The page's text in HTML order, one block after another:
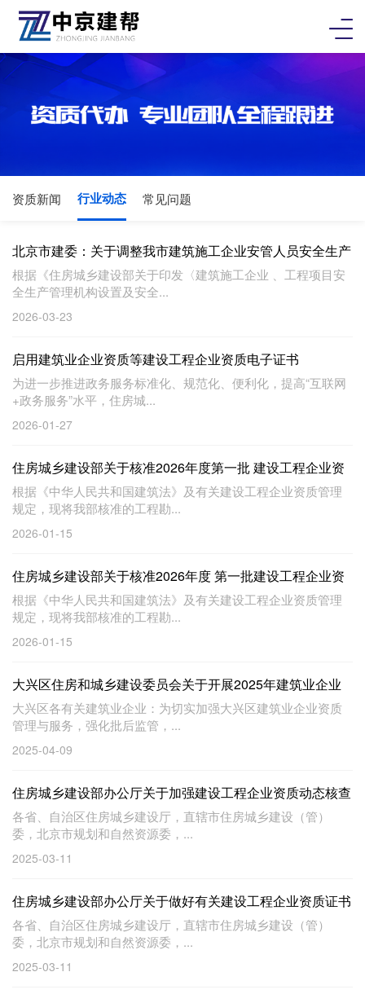
资质新闻 行业动态 常见问题
北京市建委：关于调整我市建筑施工企业安管人员安全生产
考核合格证书有关事项的工作提...
根据《住房城乡建设部关于印发〈建筑施工企业 、工程项目安
全生产管理机构设置及安全...
2026-03-23
启用建筑业企业资质等建设工程企业资质电子证书
为进一步推进政务服务标准化、规范化、便利化，提高“互联网
+政务服务”水平，住房城...
2026-01-27
住房城乡建设部关于核准2026年度第一批 建设工程企业资
质延续名单的公告
根据《中华人民共和国建筑法》及有关建设工程企业资质管理
规定，现将我部核准的工程勘...
2026-01-15
住房城乡建设部关于核准2026年度 第一批建设工程企业资
质名单的公告
根据《中华人民共和国建筑法》及有关建设工程企业资质管理
规定，现将我部核准的工程勘...
2026-01-15
大兴区住房和城乡建设委员会关于开展2025年建筑业企业
资质专项核查工作的通知
大兴区各有关建筑业企业：为切实加强大兴区建筑业企业资质
管理与服务，强化批后监管，...
2025-04-09
住房城乡建设部办公厅关于加强建设工程企业资质动态核查
工作的通知
各省、自治区住房城乡建设厅，直辖市住房城乡建设（管）
委，北京市规划和自然资源委，...
2025-03-11
住房城乡建设部办公厅关于做好有关建设工程企业资质证书
换领和延续工作的通知
各省、自治区住房城乡建设厅，直辖市住房城乡建设（管）
委，北京市规划和自然资源委，...
2025-03-11